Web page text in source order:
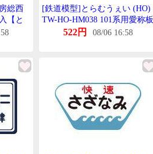
総西
【と
[鉄道模型]とらむうぇい (HO)
TW-HO-HM038 101系用愛称板
「総武房総西線快速さざな
522円 08/06 16:58